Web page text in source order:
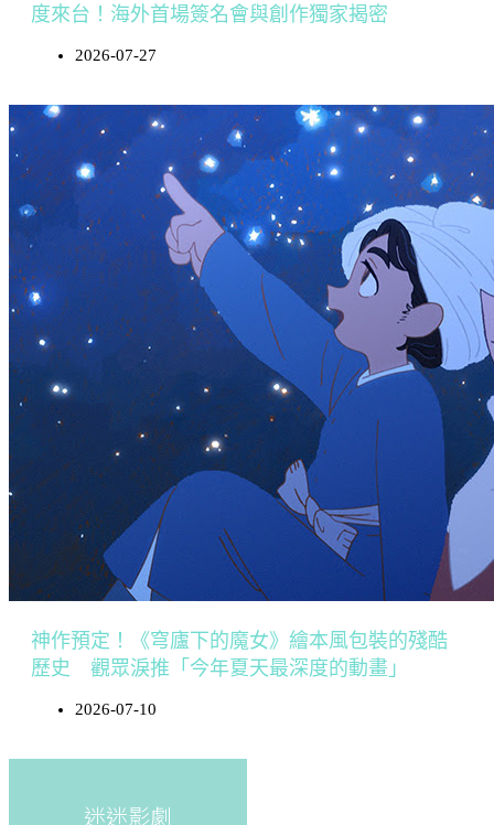
度來台！海外首場簽名會與創作獨家揭密
2026-07-27
神作預定！《穹廬下的魔女》繪本風包裝的殘酷
歷史 觀眾淚推「今年夏天最深度的動畫」
2026-07-10
迷迷影劇